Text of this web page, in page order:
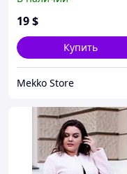
пуговицы с карманами,
норма и батал большие
19$
Купить
Mekko Store